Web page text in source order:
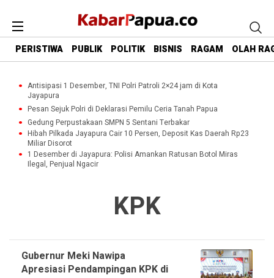
PERISTIWA PUBLIK POLITIK BISNIS RAGAM OLAH
Antisipasi 1 Desember, TNI Polri Patroli 2×24 jam di Kota
Jayapura
Pesan Sejuk Polri di Deklarasi Pemilu Ceria Tanah Papua
Gedung Perpustakaan SMPN 5 Sentani Terbakar
Hibah Pilkada Jayapura Cair 10 Persen, Deposit Kas Daerah Rp23
Miliar Disorot
1 Desember di Jayapura: Polisi Amankan Ratusan Botol Miras
Ilegal, Penjual Ngacir
KPK
Gubernur Meki Nawipa
Apresiasi Pendampingan KPK di